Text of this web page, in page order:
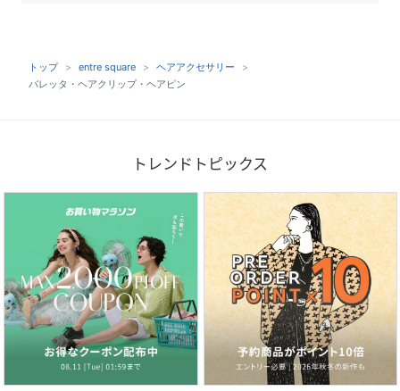
トップ entre square
ヘアアクセサリー
バレッタ・ヘアクリップ・ヘアピン
トレンドトピックス